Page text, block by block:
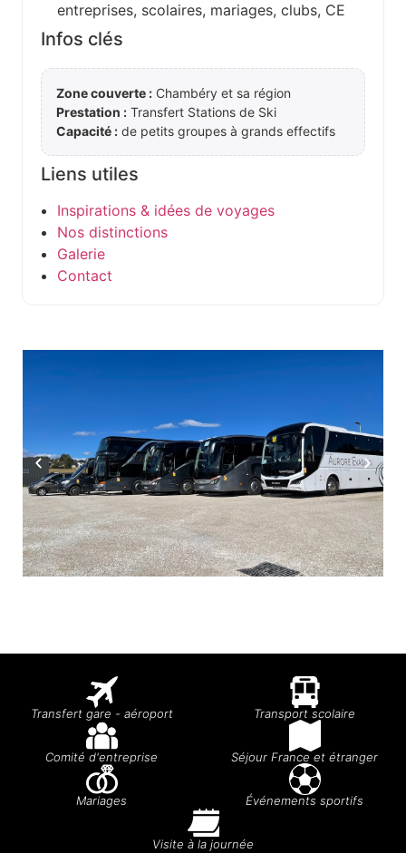
entreprises, scolaires, mariages, clubs, CE
Infos clés
Zone couverte : Chambéry et sa région
Prestation : Transfert Stations de Ski
Capacité : de petits groupes à grands effectifs
Liens utiles
Inspirations & idées de voyages
Nos distinctions
Galerie
Contact
Transfert gare - aéroport Transport scolaire
Comité d'entreprise Séjour France et étranger
Mariages Événements sportifs
Visite à la journée